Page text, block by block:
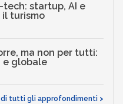
startup, AI e
turismo
ma non per tutti:
e globale
tutti gli approfondimenti >